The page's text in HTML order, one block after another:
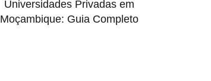
Universidades Privadas em
Moçambique: Guia Completo